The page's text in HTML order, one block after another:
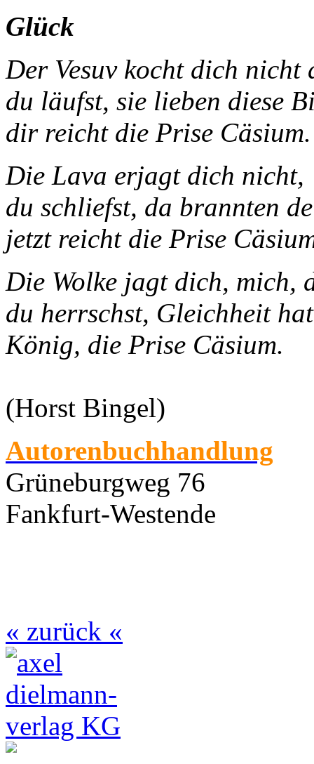
Glück
Der Vesuv kocht
du läufst, sie lieben diese
dir reicht die Prise Cäsium.
Die Lava erjagt dich nicht,
du schliefst, da brannten
jetzt reicht die Prise
Die Wolke jagt dich, mich,
du herrschst, Gleichheit
König, die Prise Cäsium.
(Horst Bingel)
Autorenbuchhandlung
Grüneburgweg 76
Fankfurt-Westende
« zurück «